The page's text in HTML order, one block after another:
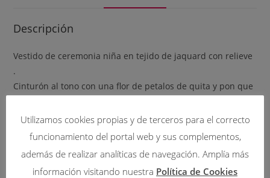
Descripción
Vestido de ceremonia niña en tejido de jaquard con relieve
.
Cinturón al tono con una flor de petalos de quita y pon que
La espalda al aire y lazada doble ya confeccionada para
que luzca perfecta.
Si quieres que tu niña sea un punto de atencion con esta
fantasia de vestido lo conseguirás .
Utilizamos cookies propias y de terceros para el correcto
funcionamiento del portal web y sus complementos,
además de realizar analíticas de navegación. Amplía más
información visitando nuestra Política de Cookies